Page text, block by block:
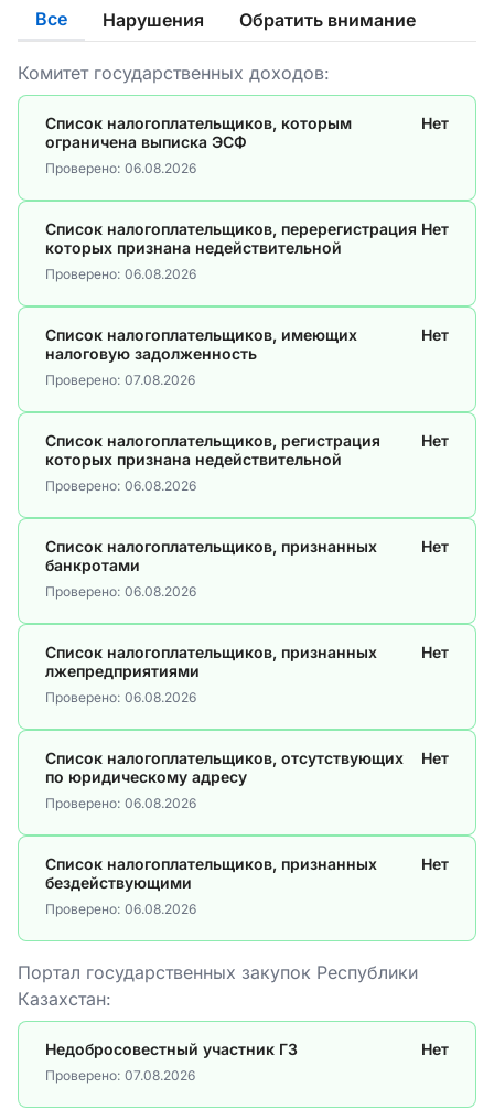
Все Нарушения Обратить внимание
Комитет государственных доходов:
Список налогоплательщиков, которым
ограничена выписка ЭСФ
Нет
Проверено: 06.08.2026
Список налогоплательщиков, перерегистрация
которых признана недействительной
Нет
Проверено: 06.08.2026
Список налогоплательщиков, имеющих
налоговую задолженность
Нет
Проверено: 07.08.2026
Список налогоплательщиков, регистрация
которых признана недействительной
Нет
Проверено: 06.08.2026
Список налогоплательщиков, признанных
банкротами
Нет
Проверено: 06.08.2026
Список налогоплательщиков, признанных
лжепредприятиями
Нет
Проверено: 06.08.2026
Список налогоплательщиков, отсутствующих
по юридическому адресу
Нет
Проверено: 06.08.2026
Список налогоплательщиков, признанных
бездействующими
Нет
Проверено: 06.08.2026
Портал государственных закупок Республики
Казахстан:
Недобросовестный участник ГЗ Нет
Проверено: 07.08.2026